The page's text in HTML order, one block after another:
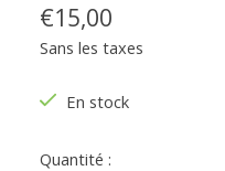
€15,00
Sans les taxes
En stock
Quantité :